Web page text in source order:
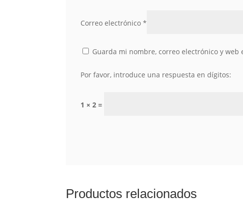
Correo electrónico*
Guarda mi nombre, correo electrónico y
Por favor, introduce una respuesta en dígitos:
1 × 2 =
Productos relacionados